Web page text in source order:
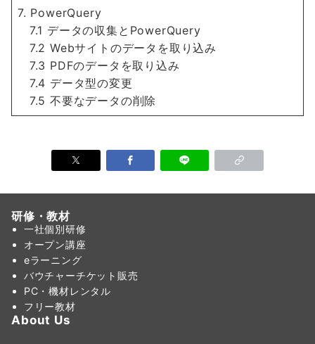
7. PowerQuery
7.1 データの収集とPowerQuery
7.2 Webサイトのデータを取り込み
7.3 PDFのデータを取り込み
7.4 データ型の変更
7.5 不要なデータの削除
研修・教材
一社個別研修
オープン講座
eラーニング
バウチャーチケット販売
PC・機材レンタル
フリー教材
About Us